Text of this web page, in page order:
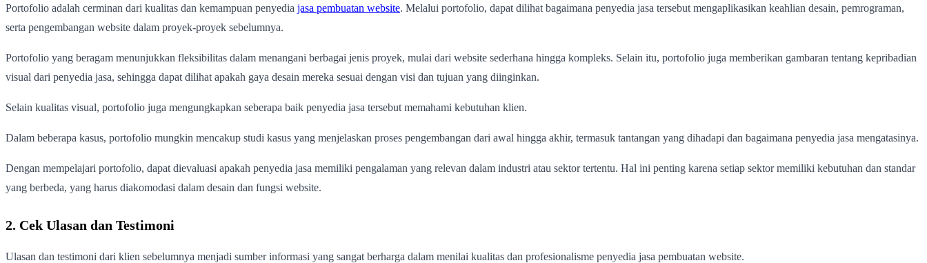
Portofolio adalah cerminan dari kualitas dan kemampuan penyedia jasa pembuatan website. Melalui portofolio, dapat dilihat bagaimana penyedia jasa tersebut mengaplikasikan keahlian desain, pemrograman,
serta pengembangan website dalam proyek-proyek sebelumnya.
Portofolio yang beragam menunjukkan fleksibilitas dalam menangani berbagai jenis proyek, mulai dari website sederhana hingga kompleks. Selain itu, portofolio juga memberikan gambaran tentang kepribadian
visual dari penyedia jasa, sehingga dapat dilihat apakah gaya desain mereka sesuai dengan visi dan tujuan yang diinginkan.
Selain kualitas visual, portofolio juga mengungkapkan seberapa baik penyedia jasa tersebut memahami kebutuhan klien.
Dalam beberapa kasus, portofolio mungkin mencakup studi kasus yang menjelaskan proses pengembangan dari awal hingga akhir, termasuk tantangan yang dihadapi dan bagaimana penyedia jasa mengatasinya.
Dengan mempelajari portofolio, dapat dievaluasi apakah penyedia jasa memiliki pengalaman yang relevan dalam industri atau sektor tertentu. Hal ini penting karena setiap sektor memiliki kebutuhan dan standar
yang berbeda, yang harus diakomodasi dalam desain dan fungsi website.
2. Cek Ulasan dan Testimoni
Ulasan dan testimoni dari klien sebelumnya menjadi sumber informasi yang sangat berharga dalam menilai kualitas dan profesionalisme penyedia jasa pembuatan website.